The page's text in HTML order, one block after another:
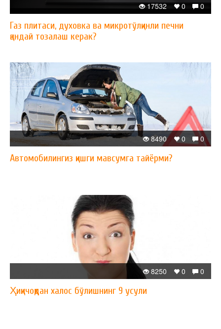
0
0
17532
Газ плитаси, духовка ва микротўлқинли печни
қандай тозалаш керак?
0
0
8490
Автомобилингиз қишги мавсумга тайёрми?
0
0
8250
Ҳиқичоқдан халос бўлишнинг 9 усули